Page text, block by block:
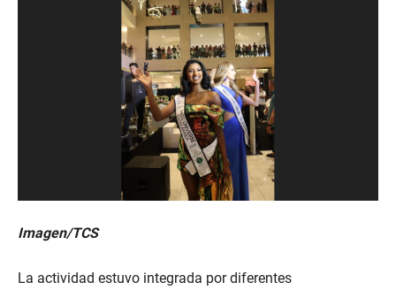
Imagen/TCS
La actividad estuvo integrada por diferentes